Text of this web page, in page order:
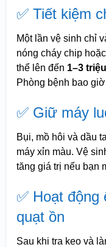
✅ Tiết kiệm
Một lần vệ sinh chỉ
nóng cháy chip
thể lên đến 1–3
Phòng bệnh bao
✅ Giữ máy
Bụi, mồ hôi và dầu
máy xỉn màu. Vệ
tăng giá trị nếu bạn
✅ Hoạt động
quạt ồn
Sau khi tra keo và